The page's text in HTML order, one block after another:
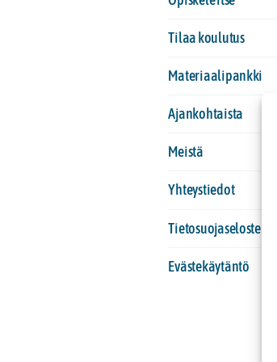
Tilaa koulutus
Materiaalipankki
Ajankohtaista
Meistä
Yhteystiedot
Tietosuojaseloste
Evästekäytäntö